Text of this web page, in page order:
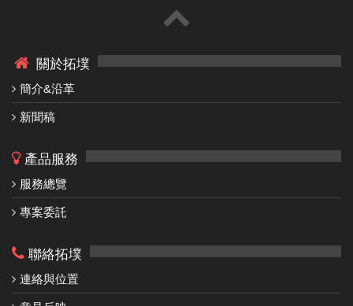
關於拓墣
簡介&沿革
新聞稿
產品服務
服務總覽
專案委託
聯絡拓墣
連絡與位置